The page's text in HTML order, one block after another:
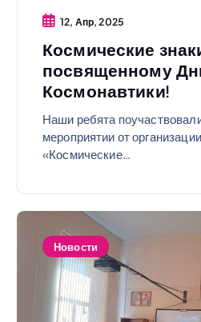
12, Апр, 2025
Космические
посвященному
Космонавтики!
Наши ребята
мероприятии от
«Космические…
Новости